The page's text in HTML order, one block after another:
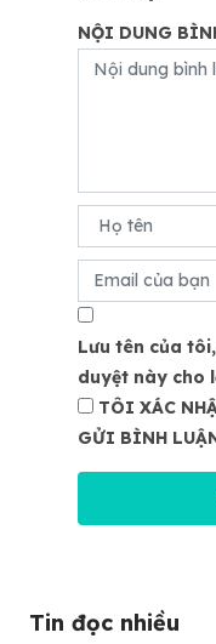
NỘI DUNG
Lưu tên của
duyệt này cho
TÔI XÁC
GỬI BÌNH
Tin đọc nhiều